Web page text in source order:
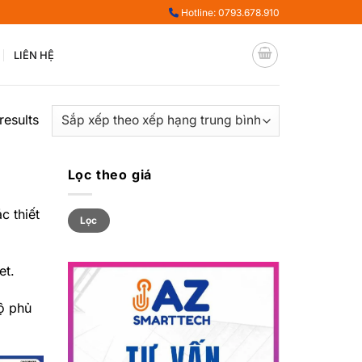
Hotline: 0793.678.910
LIÊN HỆ
thiết
phủ
Lọc theo giá
Giá
tối
thiểu
Giá
tối
đa
Lọc